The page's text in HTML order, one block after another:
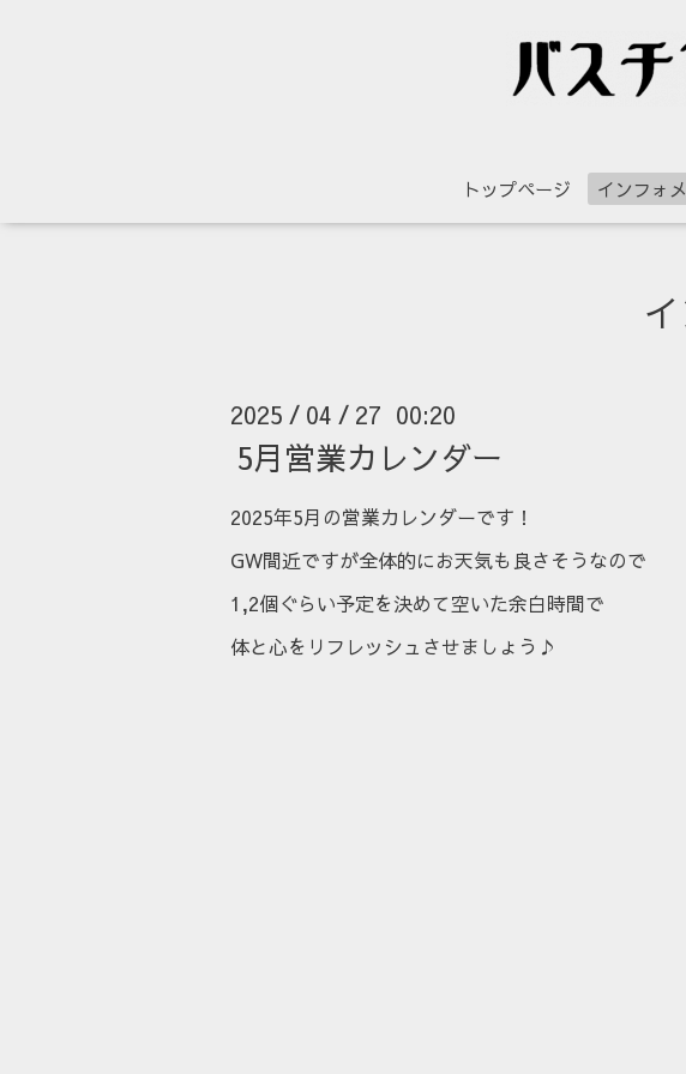
トップページ インフォ
2025 / 04 / 27 00:20
5月営業カレンダー
2025年5月の営業カレンダーです！
GW間近ですが全体的にお天気も良さそうなので
1,2個ぐらい予定を決めて空いた余白時間で
体と心をリフレッシュさせましょう♪